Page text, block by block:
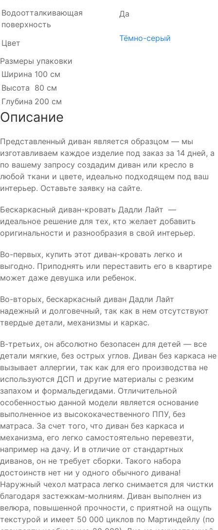
Водоотталкивающая
поверхность
Да
Цвет Тёмно-серый
Размеры упаковки
Ширина 100 см
Высота 80 см
Глубина 200 см
Описание
Представленный диван является образцом — мы
изготавливаем каждое изделие под заказ за 14 дней, а
по вашему запросу создадим диван или кресло в
любой ткани и цвете, идеально подходящем под ваш
интерьер. Оставьте заявку на сайте.
Бескаркасный диван-кровать Дадли Лайт —
идеальное решение для тех, кто желает добавить
оригинальности и разнообразия в свой интерьер.
Во-первых, купить этот диван-кровать легко и
выгодно. Приподнять или переставить его в квартире
может даже девушка или ребенок.
Во-вторых, бескаркасный диван Дадли Лайт
надежный и долговечный, так как в нем отсутствуют
твердые детали, механизмы и каркас.
В-третьих, он абсолютно безопасен для детей — все
детали мягкие, без острых углов. Диван без каркаса не
вызывает аллергии, так как для его производства не
используются ДСП и другие материалы с резким
запахом и формальдегидами. Отличительной
особенностью данной модели является основание
выполненное из высококачественного ППУ, без
матраса. За счет того, что диван без каркаса и
механизма, его легко самостоятельно перевезти,
например на дачу. И в отличие от стандартных
диванов, он не требует сборки. Такого набора
достоинств нет ни у одного обычного дивана!
Наружный чехол матраса легко снимается для чистки
благодаря застежкам-молниям. Диван выполнен из
велюра, повышенной прочности, с приятной на ощупь
текстурой и имеет 50 000 циклов по Мартиндейлу (по